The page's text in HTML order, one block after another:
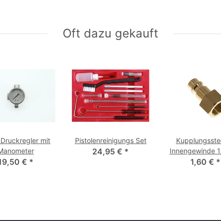
Oft dazu gekauft
Druckregler mit
€ *
Pistolenreinigungs Set
24,95 € *
Innengewinde
7,2
1,60 € *